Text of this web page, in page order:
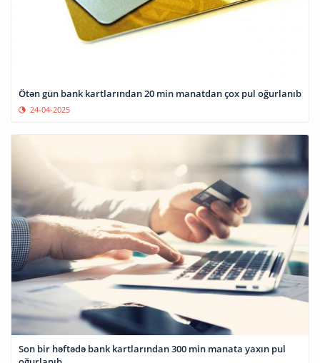
Ötən gün bank kartlarından 20 min manatdan çox pul oğurlanıb
24-04-2025
Son bir həftədə bank kartlarından 300 min manata yaxın pul